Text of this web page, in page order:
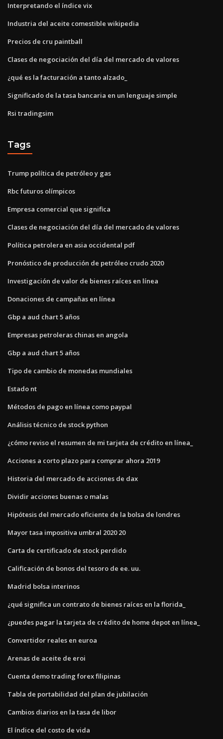
Interpretando el índice vix
Industria del aceite comestible wikipedia
Precios de cru paintball
Clases de negociación del día del mercado de valores
¿qué es la facturación a tanto alzado_
Significado de la tasa bancaria en un lenguaje simple
Rsi tradingsim
Tags
Trump política de petróleo y gas
Rbc futuros olímpicos
Empresa comercial que significa
Clases de negociación del día del mercado de valores
Política petrolera en asia occidental pdf
Pronóstico de producción de petróleo crudo 2020
Investigación de valor de bienes raíces en línea
Donaciones de campañas en línea
Gbp a aud chart 5 años
Empresas petroleras chinas en angola
Gbp a aud chart 5 años
Tipo de cambio de monedas mundiales
Estado nt
Métodos de pago en línea como paypal
Análisis técnico de stock python
¿cómo reviso el resumen de mi tarjeta de crédito en línea_
Acciones a corto plazo para comprar ahora 2019
Historia del mercado de acciones de dax
Dividir acciones buenas o malas
Hipótesis del mercado eficiente de la bolsa de londres
Mayor tasa impositiva umbral 2020 20
Carta de certificado de stock perdido
Calificación de bonos del tesoro de ee. uu.
Madrid bolsa interinos
¿qué significa un contrato de bienes raíces en la florida_
¿puedes pagar la tarjeta de crédito de home depot en línea_
Convertidor reales en euroa
Arenas de aceite de eroi
Cuenta demo trading forex filipinas
Tabla de portabilidad del plan de jubilación
Cambios diarios en la tasa de libor
El índice del costo de vida